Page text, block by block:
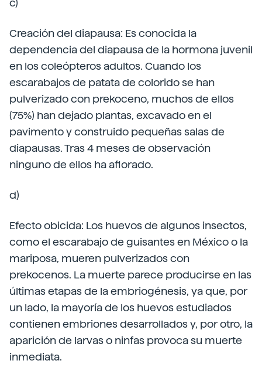
c)
Creación del diapausa: Es conocida la
dependencia del diapausa de la hormona juvenil
en los coleópteros adultos. Cuando los
escarabajos de patata de colorido se han
pulverizado con prekoceno, muchos de ellos
(75%) han dejado plantas, excavado en el
pavimento y construido pequeñas salas de
diapausas. Tras 4 meses de observación
ninguno de ellos ha aflorado.
d)
Efecto obicida: Los huevos de algunos insectos,
como el escarabajo de guisantes en México o la
mariposa, mueren pulverizados con
prekocenos. La muerte parece producirse en las
últimas etapas de la embriogénesis, ya que, por
un lado, la mayoría de los huevos estudiados
contienen embriones desarrollados y, por otro, la
aparición de larvas o ninfas provoca su muerte
inmediata.